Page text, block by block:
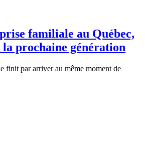
familiale au Québec,
prochaine génération
finit par arriver au même moment de